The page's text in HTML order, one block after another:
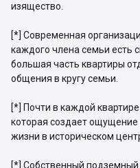
изящество.
[*] Современная
каждого члена семьи есть
большая часть квартиры
общения в кругу семьи.
[*] Почти в каждой
которая создает ощущение
жизни в историческом
[*] Собственный